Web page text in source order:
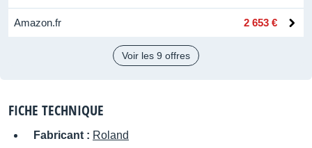
Amazon.fr 2 653 €
Voir les 9 offres
FICHE TECHNIQUE
Fabricant : Roland